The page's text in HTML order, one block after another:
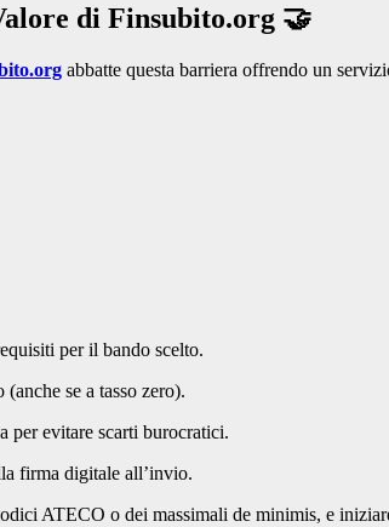
di Finsubito.org 🤝
abbatte questa barriera offrendo un
per il bando scelto.
se a tasso zero).
per evitare scarti burocratici.
firma digitale all’invio.
ATECO o dei massimali de minimis, e